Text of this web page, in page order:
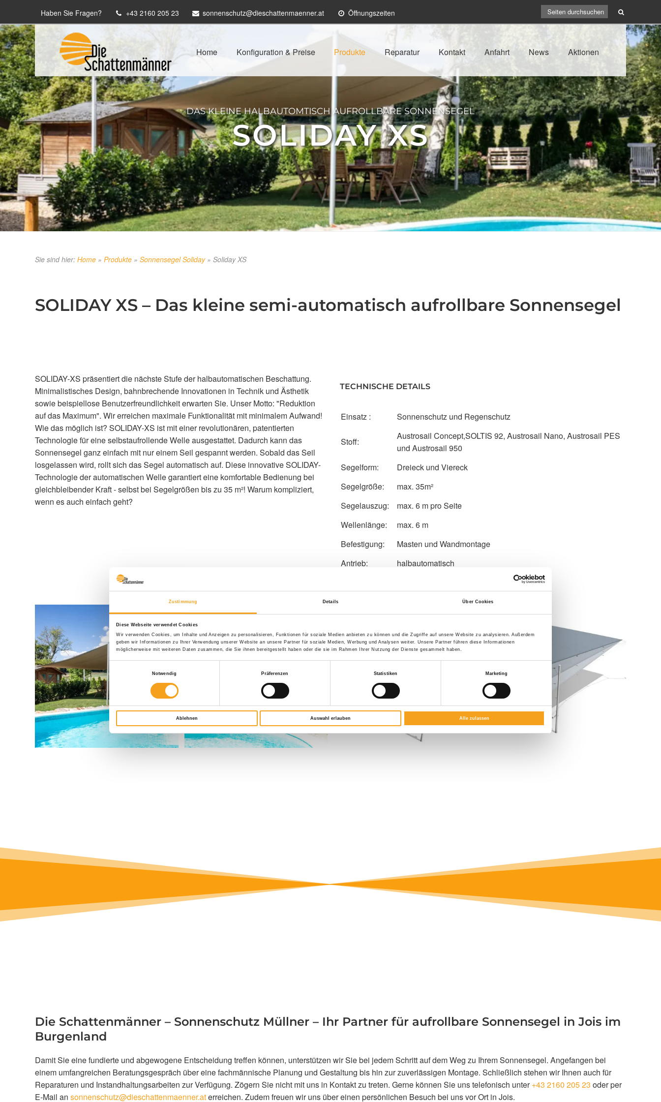
Zustimmung Details Über Cookies
Diese Webseite verwendet Cookies
Wir verwenden Cookies, um Inhalte und Anzeigen zu personalisieren, Funktionen für soziale Medien anbieten zu können und die Zugriffe auf unsere Website zu analysieren. Außerdem
geben wir Informationen zu Ihrer Verwendung unserer Website an unsere Partner für soziale Medien, Werbung und Analysen weiter. Unsere Partner führen diese Informationen
möglicherweise mit weiteren Daten zusammen, die Sie ihnen bereitgestellt haben oder die sie im Rahmen Ihrer Nutzung der Dienste gesammelt haben.
Notwendig
Präferenzen Statistiken Marketing
Ablehnen Auswahl erlauben Alle zulassen
Haben Sie Fragen? +43 2160 205 23 sonnenschutz@dieschattenmaenner.at Öffnungszeiten
Home Konfiguration & Preise Produkte Reparatur Kontakt Anfahrt News Aktionen
DAS KLEINE HALBAUTOMTISCH AUFROLLBARE SONNENSEGEL
SOLIDAY XS
Sie sind hier: Home » Produkte » Sonnensegel Soliday» Soliday XS
SOLIDAY XS – Das kleine semi-automatisch aufrollbare Sonnensegel
SOLIDAY-XS präsentiert die nächste Stufe der halbautomatischen Beschattung.
Minimalistisches Design, bahnbrechende Innovationen in Technik und Ästhetik
sowie beispiellose Benutzerfreundlichkeit erwarten Sie. Unser Motto: "Reduktion
auf das Maximum". Wir erreichen maximale Funktionalität mit minimalem Aufwand!
Wie das möglich ist? SOLIDAY-XS ist mit einer revolutionären, patentierten
Technologie für eine selbstaufrollende Welle ausgestattet. Dadurch kann das
Sonnensegel ganz einfach mit nur einem Seil gespannt werden. Sobald das Seil
losgelassen wird, rollt sich das Segel automatisch auf. Diese innovative SOLIDAY-
Technologie der automatischen Welle garantiert eine komfortable Bedienung bei
gleichbleibender Kraft - selbst bei Segelgrößen bis zu 35 m²! Warum kompliziert,
wenn es auch einfach geht?
TECHNISCHE DETAILS
Einsatz : Sonnenschutz und Regenschutz
Stoff:
Austrosail Concept,SOLTIS 92, Austrosail Nano, Austrosail PES
und Austrosail 950
Segelform:
Dreieck und Viereck
Segelgröße:
max. 35m²
Segelauszug:
max. 6 m pro Seite
Wellenlänge:
max. 6 m
Befestigung:
Masten und Wandmontage
Antrieb:
halbautomatisch
Die Schattenmänner – Sonnenschutz Müllner – Ihr Partner für aufrollbare Sonnensegel in Jois im
Burgenland
Damit Sie eine fundierte und abgewogene Entscheidung treffen können, unterstützen wir Sie bei jedem Schritt auf dem Weg zu Ihrem Sonnensegel. Angefangen bei
einem umfangreichen Beratungsgespräch über eine fachmännische Planung und Gestaltung bis hin zur zuverlässigen Montage. Schließlich stehen wir Ihnen auch für
Reparaturen und Instandhaltungsarbeiten zur Verfügung. Zögern Sie nicht mit uns in Kontakt zu treten. Gerne können Sie uns telefonisch unter+43 2160 205 23 oder per
E-Mail an sonnenschutz@dieschattenmaenner.aterreichen. Zudem freuen wir uns über einen persönlichen Besuch bei uns vor Ort in Jois.